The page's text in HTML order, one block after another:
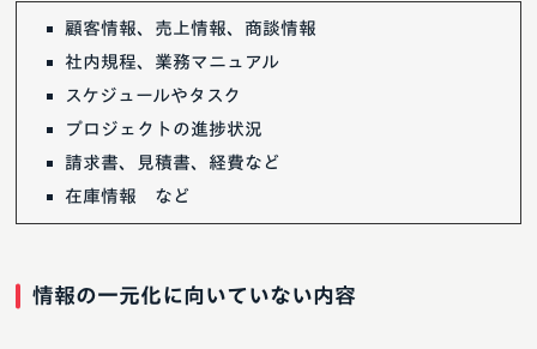
顧客情報、売上情報、商談情報
社内規程、業務マニュアル
スケジュールやタスク
プロジェクトの進捗状況
請求書、見積書、経費など
在庫情報 など
情報の一元化に向いていない内容